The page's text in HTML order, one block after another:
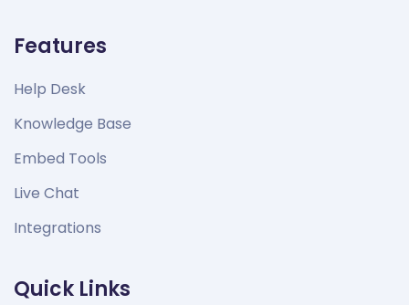
Features
Help Desk
Knowledge Base
Embed Tools
Live Chat
Integrations
Quick Links